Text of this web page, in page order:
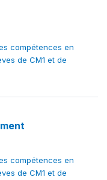
compétences en
de CM1 et de
compétences en
de CM1 et de